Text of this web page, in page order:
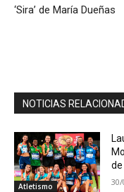
‘Sira’ de María Dueñas
NOTICIAS
Atletismo